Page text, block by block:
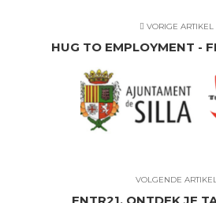
VORIGE ARTIKEL
HUG TO EMPLOYMENT -
VOLGENDE